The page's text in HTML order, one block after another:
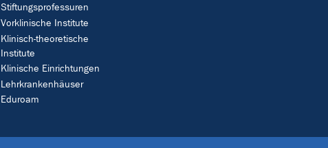
Stiftungsprofessuren
Vorklinische Institute
Klinisch-theoretische
Institute
Klinische Einrichtungen
Lehrkrankenhäuser
Eduroam